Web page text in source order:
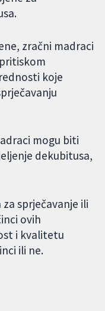
zračni madraci
koje
mogu biti
dekubitusa,
sprječavanje ili
ovih
i kvalitetu
ili ne.